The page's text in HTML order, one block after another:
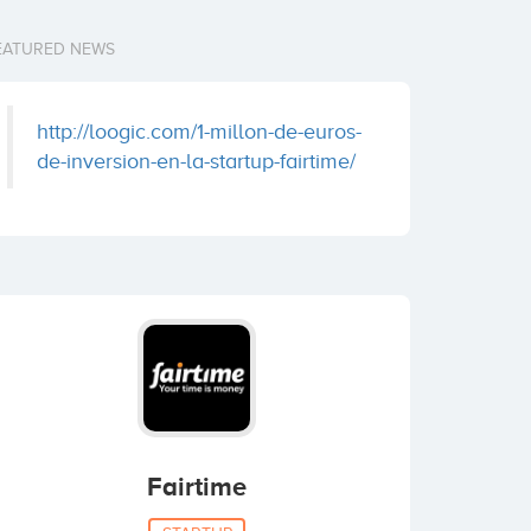
NEWS
http://loogic.com/1-millon-de-euros-
de-inversion-en-la-startup-fairtime/
Fairtime